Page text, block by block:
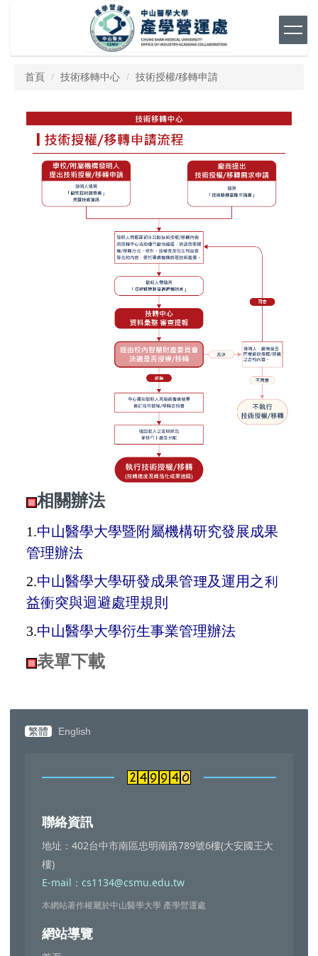
要
首頁 技術移轉中心 技術授權/移轉申請
相關辦法
1.中山醫學大學暨附屬機構研究發展成果
管理辦法
2.中山醫學大學研發成果管理及運用之利
益衝突與迴避處理規則
3.中山醫學大學衍生事業管理辦法
表單下載
繁體 English
聯絡資訊
地址：402台中市南區忠明南路789號6樓(大安國王大
樓)
E-mail：cs1134@csmu.edu.tw
本網站著作權屬於中山醫學大學 產學營運處
網站導覽